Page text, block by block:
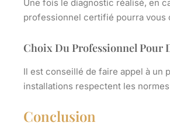
Une fois le diagnostic réalisé, en
professionnel certifié pourra vous
Choix Du Professionnel Pour
Il est conseillé de faire appel à un
installations respectent les
Conclusion